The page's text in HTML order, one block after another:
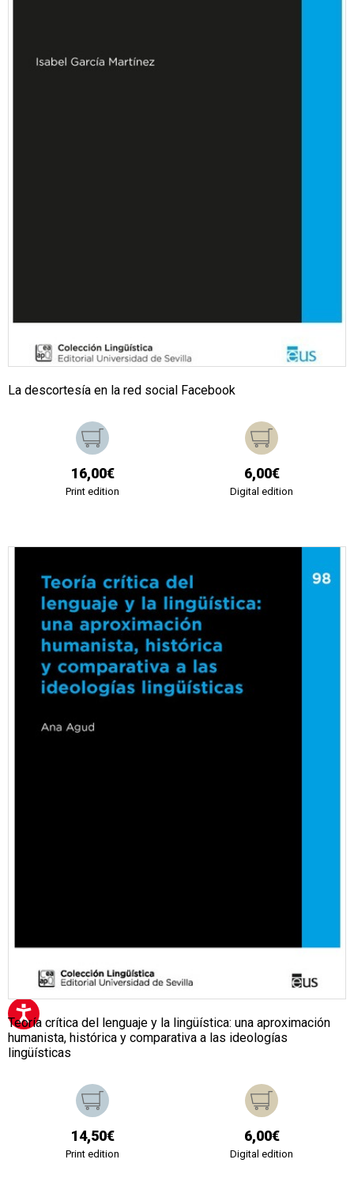
La descortesía en la red social Facebook
16,00€
Print edition
6,00€
Digital edition
Teoría crítica del lenguaje y la lingüística: una aproximación
humanista, histórica y comparativa a las ideologías
lingüísticas
14,50€
Print edition
6,00€
Digital edition